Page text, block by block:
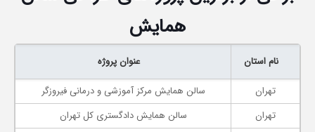
همایش
نام استان
عنوان پروژه
تهران
سالن همایش مرکز آموزشی و درمانی فیروزگر
تهران
سالن همایش دادگستری کل تهران